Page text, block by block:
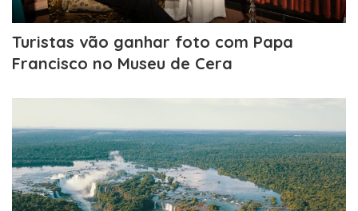
Turistas vão ganhar foto com Papa
Francisco no Museu de Cera